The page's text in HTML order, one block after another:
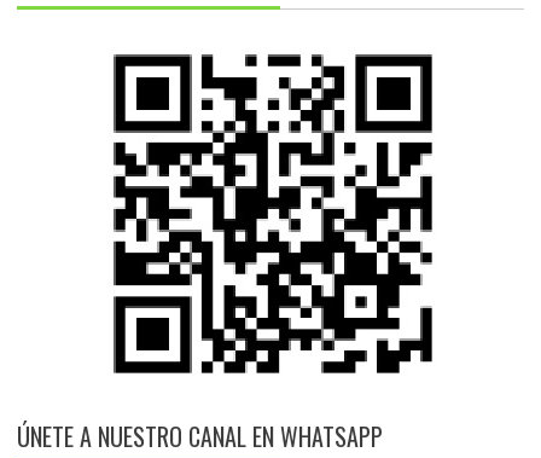
ÚNETE A NUESTRO CANAL EN WHATSAPP